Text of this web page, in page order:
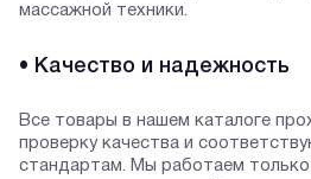
массажной техники.
• Качество и надежность
Все товары в нашем каталоге
проверку качества и
стандартам. Мы работаем